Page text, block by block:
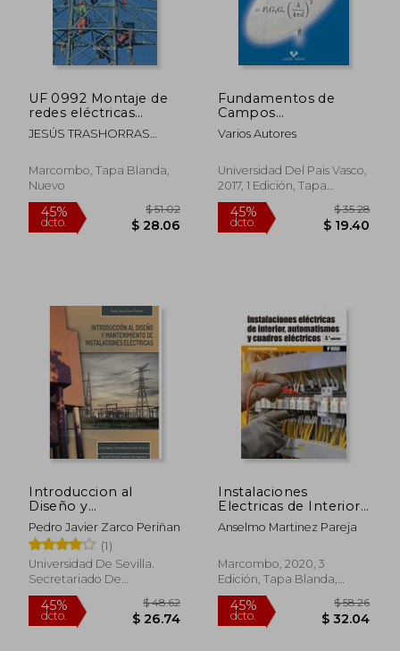
45%
dcto. $ 43.83
45%
UF 0992 Montaje de
redes eléctricas
aéreas de alta tensión
de segunda y tercera
de transformación
(MARCOMBO
JESÚS TRASHORRAS
Marcombo, Tapa Blanda,
Nuevo
45%
Fundamentos de
Campos
Electromagneticos
Para Ingenieria
Varios Autores
Universidad Del Pais Vasco,
2017, 1 Edición, Tapa
Blanda, Nuevo
45%
Introduccion al
Diseño y
Mantenimiento de
Instalaciones
Electrica
Pedro Javier Zarco Periñan
(1)
Universidad De Sevilla.
Secretariado De
Publicaciones, 2019, Tapa
Blanda, Nuevo
Instalaciones
Electricas de Interior,
Automatismos y
Cuadros Electricos (3ª
Anselmo Martinez Pareja
Marcombo, 2020, 3
Edición, Tapa Blanda,
Nuevo